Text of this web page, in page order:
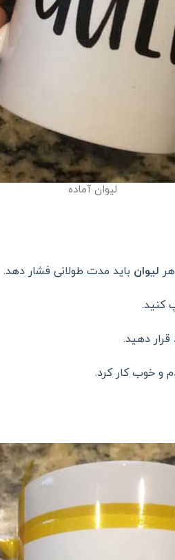
لیوان آماده
لیوان باید مدت طولانی فشار دهد.
کنید.